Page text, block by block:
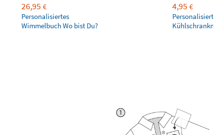
26,95 €
Personalisiertes
Wimmelbuch Wo bist Du?
4,95 €